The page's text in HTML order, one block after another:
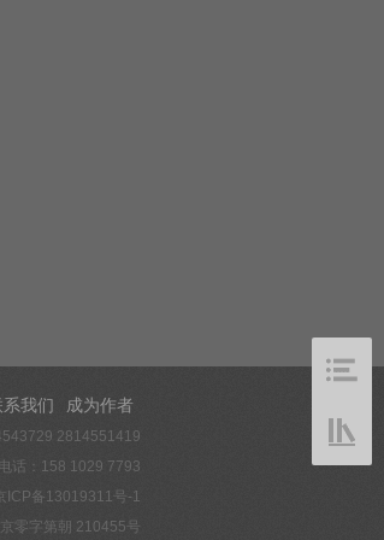
系我们 成为作者
2814551419
电话：158 1029 7793
ICP备13019311号-1
零字第朝 210455号